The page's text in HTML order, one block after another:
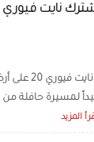
تتواصل فعاليات
لمسيرة حافلة
المزيد